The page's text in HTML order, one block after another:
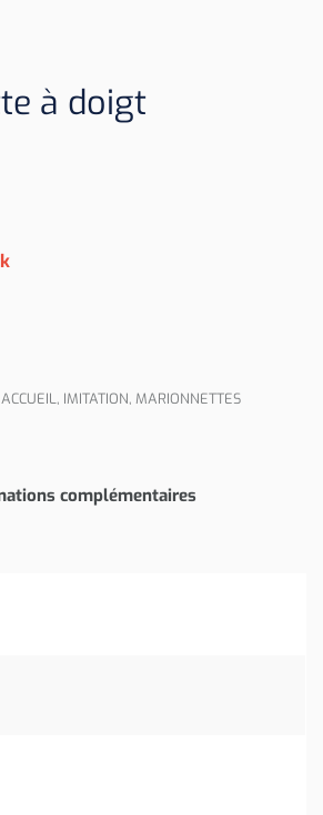
à doigt
ACCUEIL, IMITATION, MARIONNETTES
complémentaires